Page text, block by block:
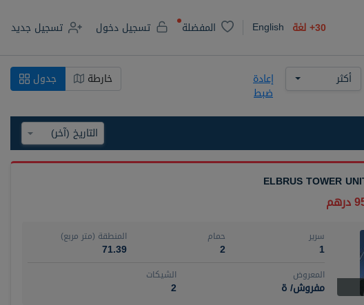
30+ لغة English المفضلة تسجيل دخول تسجيل جديد
أكثر إعادة
ضبط
خارطة جدول
ELBRUS TOWER
سرير
1
حمام
2
المنطقة (متر مربع)
71.39
المعروض
مفروش/ ة
الشيكات
2